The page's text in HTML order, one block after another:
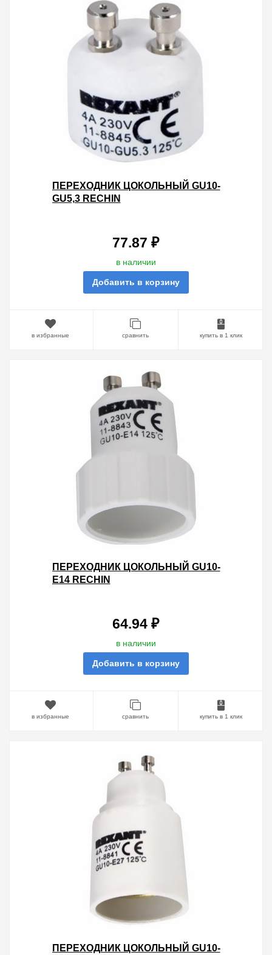
ПЕРЕХОДНИК ЦОКОЛЬНЫЙ GU10-
GU5,3 RECHIN
77.87 ₽
в наличии
Добавить в корзину
в избранные сравнить купить в 1 клик
ПЕРЕХОДНИК ЦОКОЛЬНЫЙ GU10-
Е14 RECHIN
64.94 ₽
в наличии
Добавить в корзину
в избранные сравнить купить в 1 клик
ПЕРЕХОДНИК ЦОКОЛЬНЫЙ GU10-